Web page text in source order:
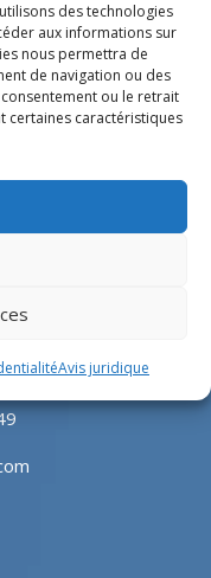
des technologies
aux informations sur
nous permettra de
de navigation ou des
ou le retrait
certaines caractéristiques
Avis juridique
et fourniture
Calle 4, 4, 46117